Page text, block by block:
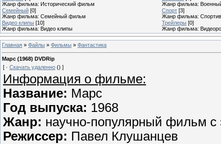
Жанр фильма: Исторический фильм
Жанр фильма:
Семейный [0]
Жанр фильма: Семейный фильм
Спорт [3]
Жанр фильма:
Видео клипы [10]
Жанр фильма: Видео клипы
Трейлеры [0]
Жанр фильма:
Главная » Файлы » Фильмы » Фантастика
Марс (1968) DVDRip
[ · Скачать удаленно () ]
Информация о фильме:
Название: Марс
Год выпуска: 1968
Жанр: научно-популярный фильм с
Режиссер: Павел Клушанцев